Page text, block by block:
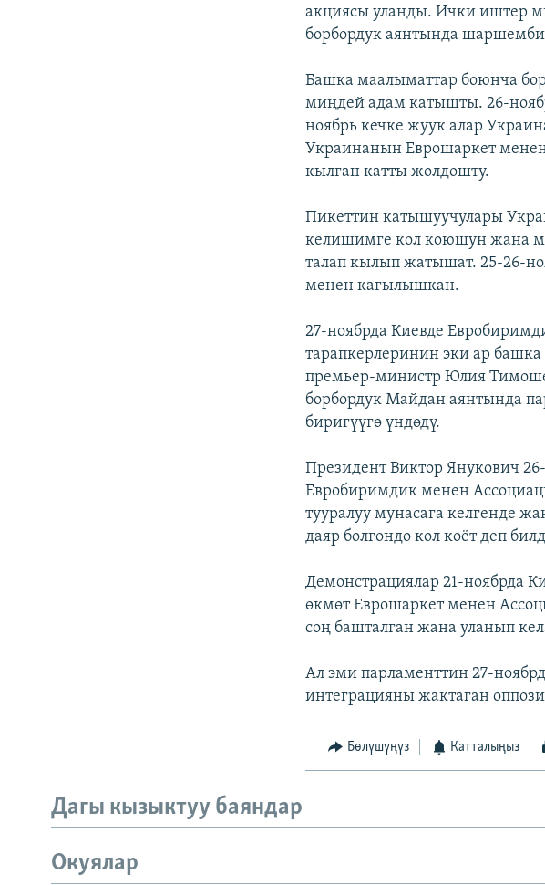
акциясы уланды. Ички иштер
борбордук аянтында
Башка маалыматтар боюнча
миңдей адам катышты. 26-
ноябрь кечке жуук алар
Украинанын Еврошаркет
кылган катты жолдошту.
Пикеттин катышуучулары
келишимге кол коюшун жана
талап кылып жатышат. 25-26-
менен кагылышкан.
27-ноябрда Киевде
тарапкерлеринин эки ар
премьер-министр Юлия
борбордук Майдан аянтында
биригүүгө үндөдү.
Президент Виктор Янукович
Евробиримдик менен
тууралуу мунасага келгенде
даяр болгондо кол коёт деп
Демонстрациялар 21-ноябрда
өкмөт Еврошаркет менен
соң башталган жана уланып
Ал эми парламенттин 27-
интеграцияны жактаган
Бөлүшүңүз Катталыңыз
Дагы кызыктуу баяндар
Окуялар